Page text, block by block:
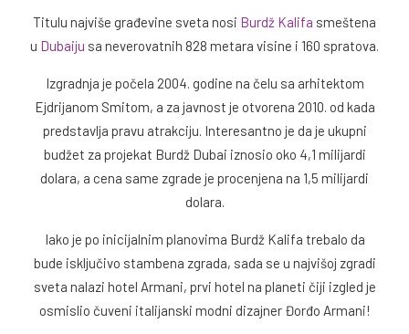
Titulu najviše građevine sveta nosi Burdž Kalifa smeštena
u Dubaiju sa neverovatnih 828 metara visine i 160 spratova.
Izgradnja je počela 2004. godine na čelu sa arhitektom
Ejdrijanom Smitom, a za javnost je otvorena 2010. od kada
predstavlja pravu atrakciju. Interesantno je da je ukupni
budžet za projekat Burdž Dubai iznosio oko 4,1 milijardi
dolara, a cena same zgrade je procenjena na 1,5 milijardi
dolara.
Iako je po inicijalnim planovima Burdž Kalifa trebalo da
bude isključivo stambena zgrada, sada se u najvišoj zgradi
sveta nalazi hotel Armani, prvi hotel na planeti čiji izgled je
osmislio čuveni italijanski modni dizajner Đorđo Armani!